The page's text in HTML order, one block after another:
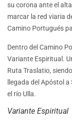
su corona ante el
marcar la red viaria
Camino Portugués
Dentro del Camino
Variante Espiritual.
Ruta Traslatio,
llegada del Apóstol
el río Ulla.
Variante Espiritual